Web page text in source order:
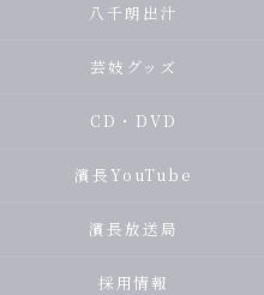
八千朗出汁
芸妓グッズ
CD・DVD
濱長YouTube
濱長放送局
採用情報